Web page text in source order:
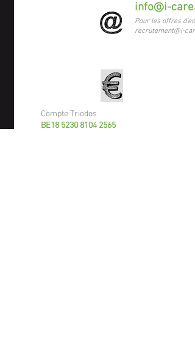
info@i-
Pour les offres
recrutement@i-
Compte Triodos
BE18 5230 8104 2565